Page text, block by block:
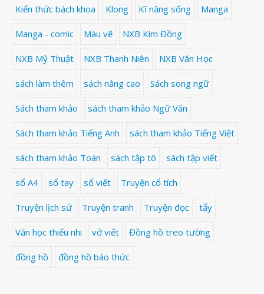
Kiến thức bách khoa Klong Kĩ năng sống Manga
Manga - comic Màu vẽ NXB Kim Đồng
NXB Mỹ Thuật NXB Thanh Niên NXB Văn Học
sách làm thêm sách nâng cao Sách song ngữ
Sách tham khảo sách tham khảo Ngữ Văn
Sách tham khảo Tiếng Anh sách tham khảo Tiếng Việt
sách tham khảo Toán sách tập tô sách tập viết
sổ A4 sổ tay sổ viết Truyện cổ tích
Truyện lịch sử Truyện tranh Truyện đọc tẩy
Văn học thiếu nhi vở viết Đồng hồ treo tường
đồng hồ đồng hồ báo thức